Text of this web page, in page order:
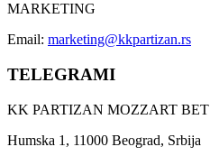
MARKETING
Email: marketing@kkpartizan.rs
TELEGRAMI
KK PARTIZAN MOZZART BET
Humska 1, 11000 Beograd, Srbija